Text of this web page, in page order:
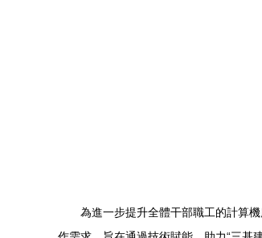
為進一步提升全體干部職工的計算